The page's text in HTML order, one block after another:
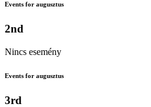
Events for augusztus
2nd
Nincs esemény
Events for augusztus
3rd